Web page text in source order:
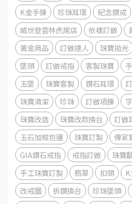
K金手鍊
珍珠耳環 紀念鑽戒
威世登雲林虎尾店
依樣訂做
黃金商品
訂做達人 珠寶拋光
墜頭
訂做戒指 客製珠寶
玉墜
珠寶客製 鑽石耳環
珠寶清潔
珍珠 訂做項鍊
珠寶改造
珠寶改款換台 訂做
玉石加框包邊
珠寶訂製 傳家
GIA鑽石戒指
戒指訂做 珠寶
手工珠寶訂製
翡翠 扣頭
改戒圍
拆鑽換台 珍珠墜頭